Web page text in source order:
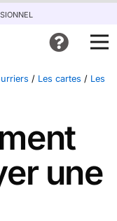
/ Les cartes / Les
une